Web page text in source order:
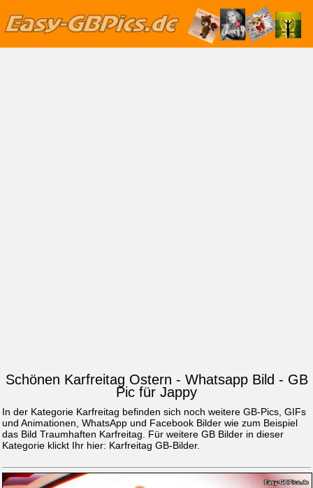
Schönen Karfreitag Ostern - Whatsapp Bild - GB
Pic für Jappy
In der Kategorie Karfreitag befinden sich noch weitere GB-Pics, GIFs
und Animationen, WhatsApp und Facebook Bilder wie zum Beispiel
das Bild Traumhaften Karfreitag. Für weitere GB Bilder in dieser
Kategorie klickt Ihr hier: Karfreitag GB-Bilder.